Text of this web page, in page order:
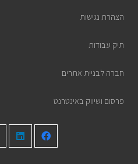
הצהרת נגישות
תיק עבודות
חברה לבניית אתרים
פרסום ושיווק באינטרנט